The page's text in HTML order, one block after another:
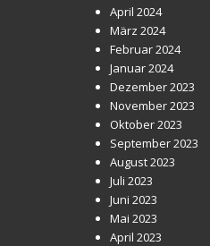
April 2024
März 2024
Februar 2024
Januar 2024
Dezember 2023
November 2023
Oktober 2023
September 2023
August 2023
Juli 2023
Juni 2023
Mai 2023
April 2023